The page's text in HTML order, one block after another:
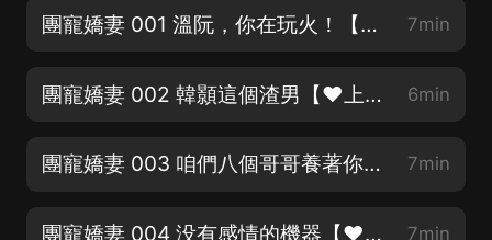
團寵嬌妻 001 溫阮，你在玩火！【♥《快穿之惡毒女配她是真不惡毒》笑中帶淚，強推♥】 7min
團寵嬌妻 002 韓顥這個渣男【♥上架爆更！記得訂閱關注點讚♥】 6min
團寵嬌妻 003 咱們八個哥哥養著你！【♥《八零寵婚》高分年代佳作，萌寶敲可愛♥】 7min
團寵嬌妻 004 没有感情的機器【♥每月月票貢獻前三名送月卡♥】 7min